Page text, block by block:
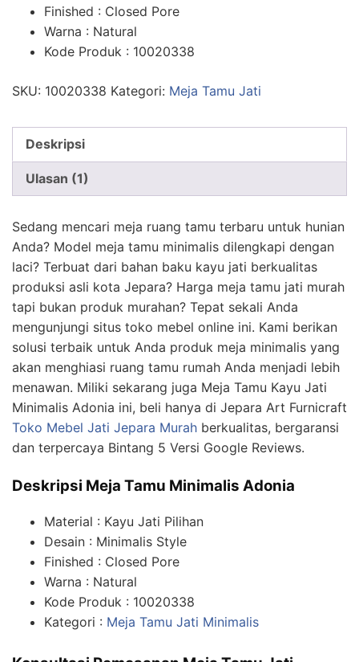
Finished : Closed Pore
Warna : Natural
Kode Produk : 10020338
SKU: 10020338 Kategori: Meja Tamu Jati
Deskripsi
Ulasan (1)
Sedang mencari meja ruang tamu terbaru untuk hunian
Anda? Model meja tamu minimalis dilengkapi dengan
laci? Terbuat dari bahan baku kayu jati berkualitas
produksi asli kota Jepara? Harga meja tamu jati murah
tapi bukan produk murahan? Tepat sekali Anda
mengunjungi situs toko mebel online ini. Kami berikan
solusi terbaik untuk Anda produk meja minimalis yang
akan menghiasi ruang tamu rumah Anda menjadi lebih
menawan. Miliki sekarang juga Meja Tamu Kayu Jati
Minimalis Adonia ini, beli hanya di Jepara Art Furnicraft
Toko Mebel Jati Jepara Murah berkualitas, bergaransi
dan terpercaya Bintang 5 Versi Google Reviews.
Deskripsi Meja Tamu Minimalis Adonia
Material : Kayu Jati Pilihan
Desain : Minimalis Style
Finished : Closed Pore
Warna : Natural
Kode Produk : 10020338
Kategori : Meja Tamu Jati Minimalis